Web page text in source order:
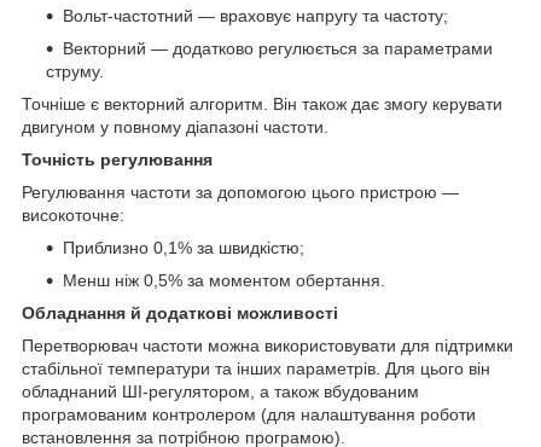
Вольт-частотний — враховує напругу та частоту;
Векторний — додатково регулюється за параметрами
струму.
Точніше є векторний алгоритм. Він також дає змогу керувати
двигуном у повному діапазоні частоти.
Точність регулювання
Регулювання частоти за допомогою цього пристрою —
високоточне:
Приблизно 0,1% за швидкістю;
Менш ніж 0,5% за моментом обертання.
Обладнання й додаткові можливості
Перетворювач частоти можна використовувати для підтримки
стабільної температури та інших параметрів. Для цього він
обладнаний ШІ-регулятором, а також вбудованим
програмованим контролером (для налаштування роботи
встановлення за потрібною програмою).